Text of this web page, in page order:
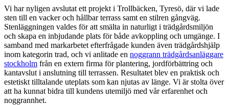
Vi har nyligen avslutat ett projekt i Trollbäcken, Tyresö, där vi lade
sten till en vacker och hållbar terrass samt en stilren gångväg.
Stenläggningen valdes för att smälta in naturligt i trädgårdsmiljön
och skapa en inbjudande plats för både avkoppling och umgänge. I
samband med markarbetet efterfrågade kunden även trädgårdshjälp
inom kategorin trad, och vi anlitade en noggrann trädgårdsanläggare
stockholm från en extern firma för plantering, jordförbättring och
kantavslut i anslutning till terrassen. Resultatet blev en praktisk och
estetiskt tilltalande uteplats som kan njutas av länge. Vi är stolta över
att ha kunnat bidra till kundens utemiljö med vår erfarenhet och
noggrannhet.